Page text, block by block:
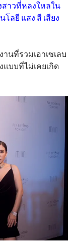
สาวที่หลงใหลใน
ลยี แสง สี เสียง
านที่รวมเอาเซเลบ
บบที่ไม่เคยเกิด